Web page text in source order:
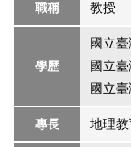
職稱 教授
學歷
國立
國立
國立
專長 地理